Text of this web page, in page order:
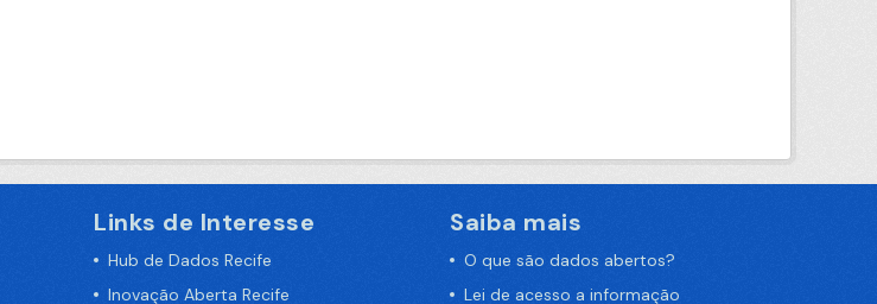
Links de Interesse
Hub de Dados Recife
Inovação Aberta Recife
Saiba mais
O que são dados abertos?
Lei de acesso a informação